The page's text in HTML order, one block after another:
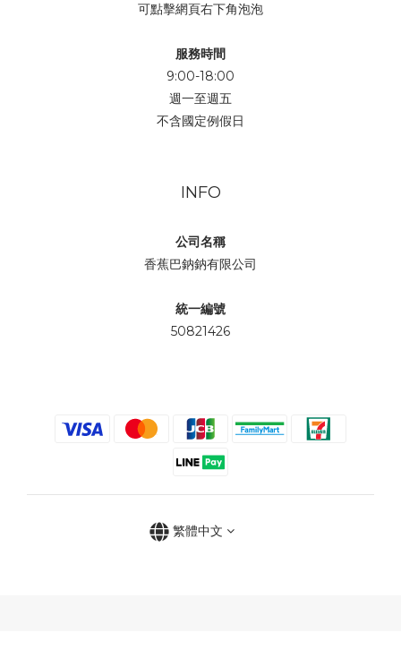
可點擊網頁右下角泡泡
服務時間
9:00-18:00
週一至週五
不含國定例假日
INFO
公司名稱
香蕉巴鈉鈉有限公司
統一編號
50821426
繁體中文